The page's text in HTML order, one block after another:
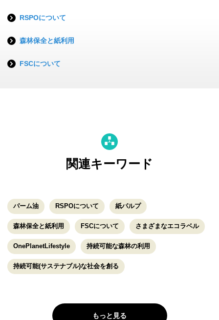
RSPOについて
森林保全と紙利用
FSCについて
関連キーワード
パーム油 RSPOについて 紙パルプ
森林保全と紙利用 FSCについて さまざまなエコラベル
OnePlanetLifestyle 持続可能な森林の利用
持続可能(サステナブル)な社会を創る
もっと見る